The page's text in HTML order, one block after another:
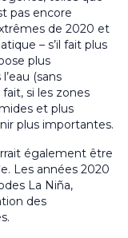
pas encore
de 2020 et
– s’il fait plus
plus
(sans
si les zones
et plus
plus importantes.
également être
Les années 2020
La Niña,
des